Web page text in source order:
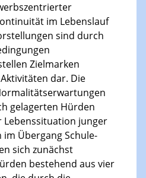
im Lebenslauf
sind durch
Zielmarken
dar. Die
gelagerten Hürden
Lebenssituation junger
Übergang Schule-
sich zunächst
bestehend aus vier